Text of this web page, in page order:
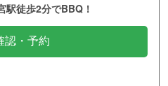
駅徒歩2分でBBQ！
認・予約